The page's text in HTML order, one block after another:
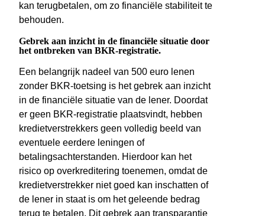
kan terugbetalen, om zo financiële stabiliteit te
behouden.
Gebrek aan inzicht in de financiële situatie door
het ontbreken van BKR-registratie.
Een belangrijk nadeel van 500 euro lenen
zonder BKR-toetsing is het gebrek aan inzicht
in de financiële situatie van de lener. Doordat
er geen BKR-registratie plaatsvindt, hebben
kredietverstrekkers geen volledig beeld van
eventuele eerdere leningen of
betalingsachterstanden. Hierdoor kan het
risico op overkreditering toenemen, omdat de
kredietverstrekker niet goed kan inschatten of
de lener in staat is om het geleende bedrag
terug te betalen. Dit gebrek aan transparantie